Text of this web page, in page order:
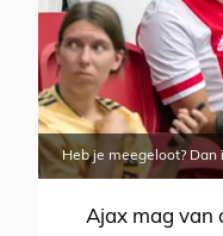
Heb je meegeloot? Dan
Ajax mag van